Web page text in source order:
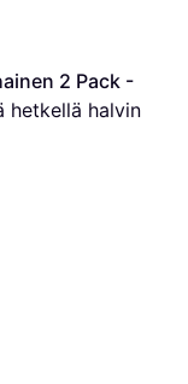
2 Pack -
hetkellä halvin